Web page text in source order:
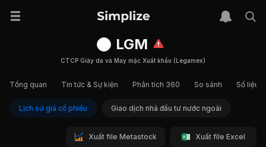
LGM
CTCP Giày da và May mặc Xuất khẩu (Legamex)
Tổng quan Tin tức & Sự kiện Phân tích 360 So sánh Số liệu
Lịch sử giá cổ phiếu Giao dịch nhà đầu tư nước ngoài
Xuất file Metastock Xuất file Excel